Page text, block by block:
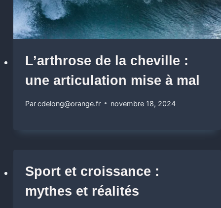
L’arthrose de la cheville :
une articulation mise à mal
Parcdelong@orange.fr novembre 18, 2024
Sport et croissance :
mythes et réalités